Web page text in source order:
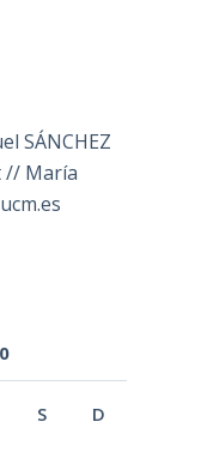
SÁNCHEZ
// María
S D